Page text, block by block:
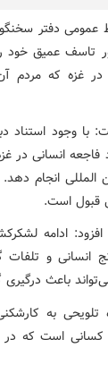
عمومی دفتر
تاسف عمیق خود
غزه که مردم
انسانی در
انجام
قبول است.
ادامه
و تلفات
باعث درگیری
تلویحی به
است که در